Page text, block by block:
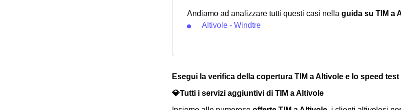
Andiamo ad analizzare tutti questi casi nella guida su TIM a
Altivole - Windtre
Esegui la verifica della copertura TIM a Altivole e lo speed test
💎Tutti i servizi aggiuntivi di TIM a Altivole